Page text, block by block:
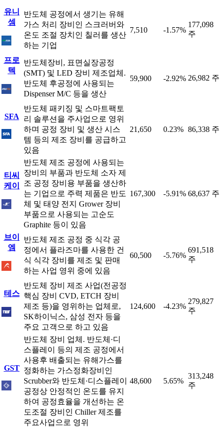
유니
셈
반도체 공정에서 생기는 유해
가스 처리 장비인 스크러버와
온도 조절 장치인 칠러를 생산
하는 기업
7,510 -1.57%
177,098
주
프로
텍
반도체장비, 표면실장공정
(SMT) 및 LED 장비 제조업체.
반도체 후공정에 사용되는
Dispenser M/C 등을 생산
59,900 -2.92% 26,982 주
SFA
반도체 패키징 및 스마트팩토
리 솔루션을 주사업으로 영위
하며 공정 장비 및 생산 시스
템 등의 제조 장비를 공급하고
있음
21,650 0.23% 86,338 주
티씨
케이
반도체 제조 공정에 사용되는
장비의 부품과 반도체 소자 제
조 공정 장비용 부품을 생산하
는 기업으로 주력 제품은 반도
체 및 태양 전지 Grower 장비
부품으로 사용되는 고순도
Graphite 등이 있음
167,300 -5.91% 68,637 주
브이
엠
반도체 제조 공정 중 식각 공
정에서 플라즈마를 사용한 건
식 식각 장비를 제조 및 판매
하는 사업 영위 중에 있음
60,500 -5.76%
691,518
주
테스
반도체 장비 제조 사업(전공정
핵심 장비 CVD, ETCH 장비
제조 등)을 영위하는 업체로,
SK하이닉스, 삼성 전자 등을
주요 고객으로 하고 있음
124,600 -4.23%
279,827
주
GST
반도체 장비 업체. 반도체·디
스플레이 등의 제조 공정에서
사용후 배출되는 유해가스를
정화하는 가스정화장비인
Scrubber와 반도체·디스플레이
공정상 안정적인 온도를 유지
하여 공정효율을 개선하는 온
도조절 장비인 Chiller 제조를
주요사업으로 영위
48,600 5.65%
313,248
주